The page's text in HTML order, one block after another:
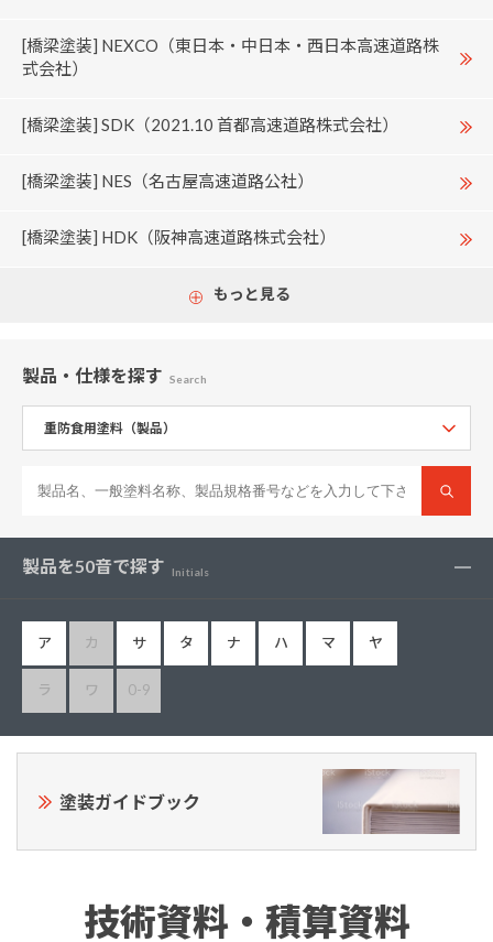
[橋梁塗装] NEXCO（東日本・中日本・西日本高速道路株
式会社）
[橋梁塗装] SDK（2021.10 首都高速道路株式会社）
[橋梁塗装] NES（名古屋高速道路公社）
[橋梁塗装] HDK（阪神高速道路株式会社）
もっと見る
製品・仕様を探す Search
製品を50音で探す Initials
ア カ サ タ ナ ハ マ ヤ
ラ ワ 0-9
塗装ガイドブック
技術資料・積算資料